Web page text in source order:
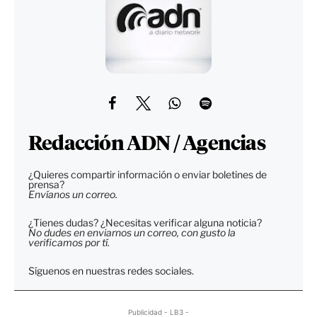
Redacción ADN / Agencias
¿Quieres compartir información o enviar boletines de
prensa?
Envíanos un correo.
¿Tienes dudas? ¿Necesitas verificar alguna noticia?
No dudes en enviarnos un correo, con gusto la
verificamos por tí.
Síguenos en nuestras redes sociales.
Publicidad - LB3 -